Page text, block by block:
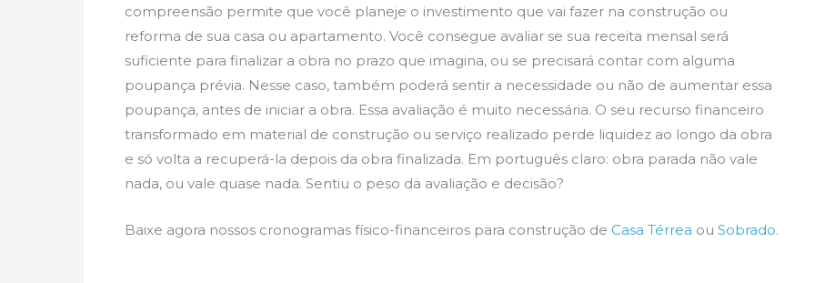
compreensão permite que você planeje o investimento que vai fazer na construção ou
reforma de sua casa ou apartamento. Você consegue avaliar se sua receita mensal será
suficiente para finalizar a obra no prazo que imagina, ou se precisará contar com alguma
poupança prévia. Nesse caso, também poderá sentir a necessidade ou não de aumentar essa
poupança, antes de iniciar a obra. Essa avaliação é muito necessária. O seu recurso financeiro
transformado em material de construção ou serviço realizado perde liquidez ao longo da obra
e só volta a recuperá-la depois da obra finalizada. Em português claro: obra parada não vale
nada, ou vale quase nada. Sentiu o peso da avaliação e decisão?
Baixe agora nossos cronogramas físico-financeiros para construção de Casa Térrea ou Sobrado.